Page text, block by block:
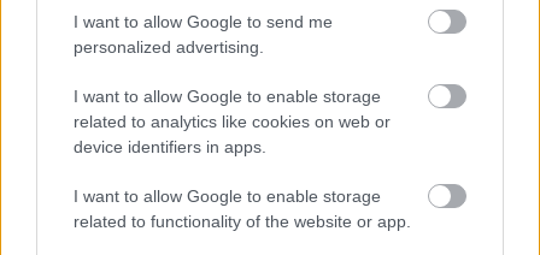
I want to allow Google to send me
personalized advertising.
I want to allow Google to enable storage
related to analytics like cookies on web or
device identifiers in apps.
I want to allow Google to enable storage
related to functionality of the website or app.
Ιαπωνία, ενώ υπάρχει και ανάλογη ψεύτικη στάση
λεωφορείου που μοιάζει με αυτές στο Τόκιο.
Ichiban Street υπάρχουν διάφορα μαγαζιά
για ψώνια και ατελείωτοshopping
εστιατόρια και café, τα οποία υπόσχονται να
προσφέρουν στους επισκέπτες τους… ιαπωνικές